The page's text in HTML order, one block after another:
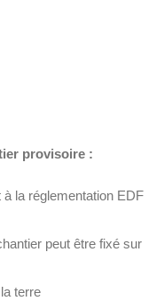
provisoire :
la réglementation EDF
peut être fixé sur
terre